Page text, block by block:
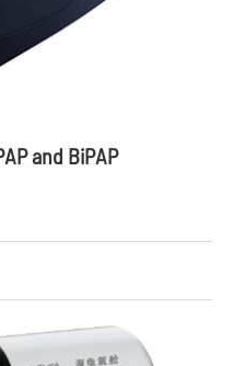
and BiPAP